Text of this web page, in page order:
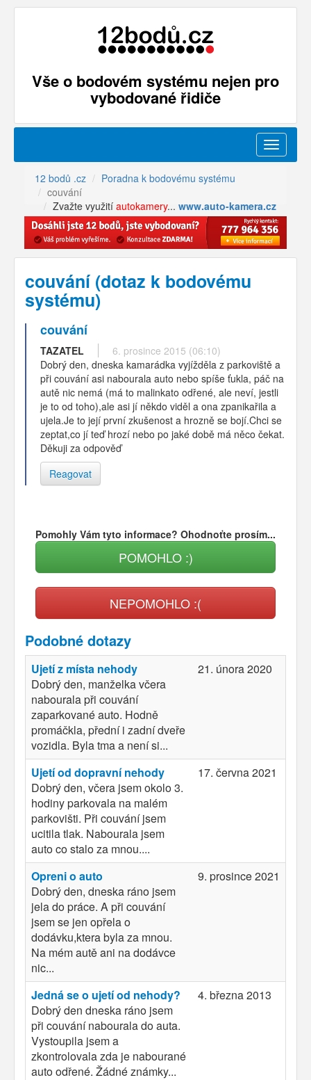
Vše o bodovém systému nejen pro
vybodované řidiče
Menu
12 bodů .cz
Poradna k bodovému systému
couvání
Zvažte využití autokamery... www.auto-kamera.cz
couvání (dotaz k bodovému
systému)
couvání
TAZATEL
6. prosince 2015 (06:10)
Dobrý den, dneska kamarádka vyjížděla z parkoviště a
při couvání asi nabourala auto nebo spíše ťukla, páč na
autě nic nemá (má to malinkato odřené, ale neví, jestli
je to od toho),ale asi jí někdo viděl a ona zpanikařila a
ujela.Je to její první zkušenost a hrozně se bojí.Chci se
zeptat,co jí teď hrozí nebo po jaké době má něco čekat.
Děkuji za odpověď
Reagovat
Pomohly Vám tyto informace? Ohodnoťte prosím...
POMOHLO :)
NEPOMOHLO :(
Podobné dotazy
Ujetí z místa nehody
Dobrý den, manželka včera
nabourala při couvání
zaparkované auto. Hodně
promáčkla, přední i zadní dveře
vozidla. Byla tma a není si...
21. února 2020
Ujetí od dopravní nehody
Dobrý den, včera jsem okolo 3.
hodiny parkovala na malém
parkovišti. Při couvání jsem
ucitila tlak. Nabourala jsem
auto co stalo za mnou....
17. června 2021
Opreni o auto
Dobrý den, dneska ráno jsem
jela do práce. A při couvání
jsem se jen opřela o
dodávku,ktera byla za mnou.
Na mém autě ani na dodávce
nic...
9. prosince 2021
Jedná se o ujetí od nehody?
Dobrý den dneska ráno jsem
při couvání nabourala do auta.
Vystoupila jsem a
zkontrolovala zda je nabourané
auto odřené. Žádné známky...
4. března 2013